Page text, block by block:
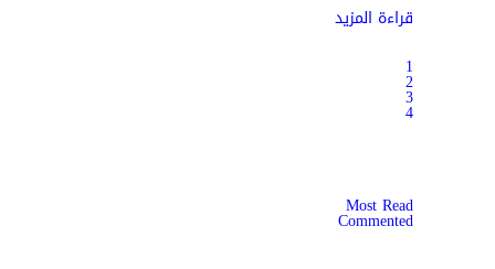
قراءة المزيد
1
2
3
4
Most Read
Commented